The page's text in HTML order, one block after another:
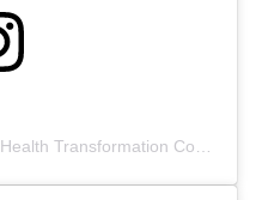
A post shared by Leah Hope | Health Transformation Coach (@leahhopehealth)